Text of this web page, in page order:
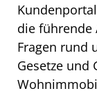
die führende
Fragen rund
Gesetze